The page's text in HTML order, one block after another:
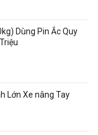
Dùng Pin Ắc Quy
Lớn Xe nâng Tay